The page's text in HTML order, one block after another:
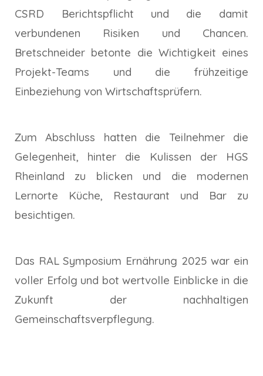
CSRD Berichtspflicht und die damit
verbundenen Risiken und Chancen.
Bretschneider betonte die Wichtigkeit eines
Projekt-Teams und die frühzeitige
Einbeziehung von Wirtschaftsprüfern.
Zum Abschluss hatten die Teilnehmer die
Gelegenheit, hinter die Kulissen der HGS
Rheinland zu blicken und die modernen
Lernorte Küche, Restaurant und Bar zu
besichtigen.
Das RAL Symposium Ernährung 2025 war ein
voller Erfolg und bot wertvolle Einblicke in die
Zukunft der nachhaltigen
Gemeinschaftsverpflegung.